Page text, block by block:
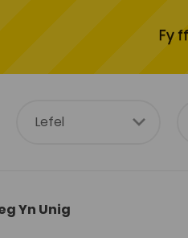
Fy
Yn Unig